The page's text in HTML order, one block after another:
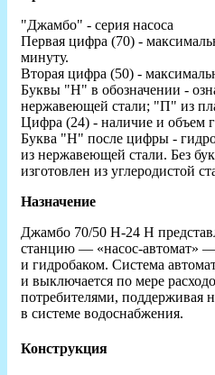
"Джамбо" - серия насоса
Первая цифра (70) -
минуту.
Вторая цифра (50) -
Буквы "Н" в обозначении -
нержавеющей стали; "П" из
Цифра (24) - наличие и объем
Буква "Н" после цифры -
из нержавеющей стали. Без
изготовлен из углеродистой
Назначение
Джамбо 70/50 Н-24 Н
станцию — «насос-автомат»
и гидробаком. Система
и выключается по мере
потребителями, поддерживая
в системе водоснабжения.
Конструкция